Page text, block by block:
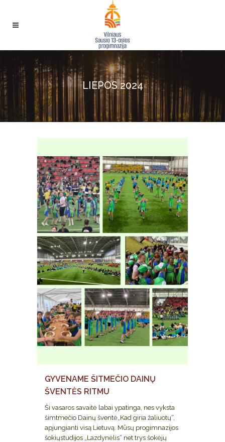
LIEPOS 2024
GYVENAME ŠITMEČIO DAINŲ
ŠVENTĖS RITMU
Ši vasaros savaitė labai ypatinga, nes vyksta
šimtmečio Dainų šventė„Kad giria žaliuotų“,
apjungianti visą Lietuvą. Mūsų progimnazijos
šokiųstudijos „Lazdynėlis“ net trys šokėjų